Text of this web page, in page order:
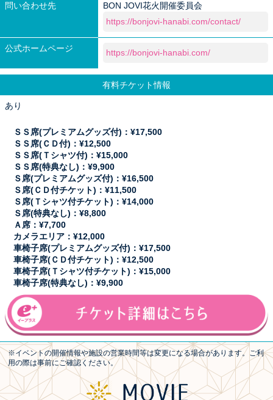
問い合わせ先
BON JOVI花火開催委員会
https://bonjovi-hanabi.com/contact/
公式ホームページ https://bonjovi-hanabi.com/
有料チケット情報
あり
ＳＳ席(プレミアムグッズ付)：¥17,500
ＳＳ席(ＣＤ付)：¥12,500
ＳＳ席(Ｔシャツ付)：¥15,000
ＳＳ席(特典なし)：¥9,900
Ｓ席(プレミアムグッズ付)：¥16,500
Ｓ席(ＣＤ付チケット)：¥11,500
Ｓ席(Ｔシャツ付チケット)：¥14,000
Ｓ席(特典なし)：¥8,800
Ａ席：¥7,700
カメラエリア：¥12,000
車椅子席(プレミアムグッズ付)：¥17,500
車椅子席(ＣＤ付チケット)：¥12,500
車椅子席(Ｔシャツ付チケット)：¥15,000
車椅子席(特典なし)：¥9,900
※イベントの開催情報や施設の営業時間等は変更になる場合があります。ご利
用の際は事前にご確認ください。